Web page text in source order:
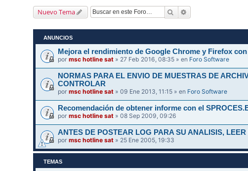
Nuevo Tema Buscar
ANUNCIOS
Mejora el rendimiento de Google Chrome y Firefox
pormsc hotline sat » 27 Feb 2016, 08:35 » en Foro Software
NORMAS PARA EL ENVIO DE MUESTRAS DE
CONTROLAR
pormsc hotline sat » 09 Ene 2013, 11:15 » en Foro Software
Recomendación de obtener informe con el
pormsc hotline sat » 08 Sep 2009, 09:26
ANTES DE POSTEAR LOG PARA SU ANALISIS, LEER
pormsc hotline sat » 25 Ene 2005, 19:33
TEMAS